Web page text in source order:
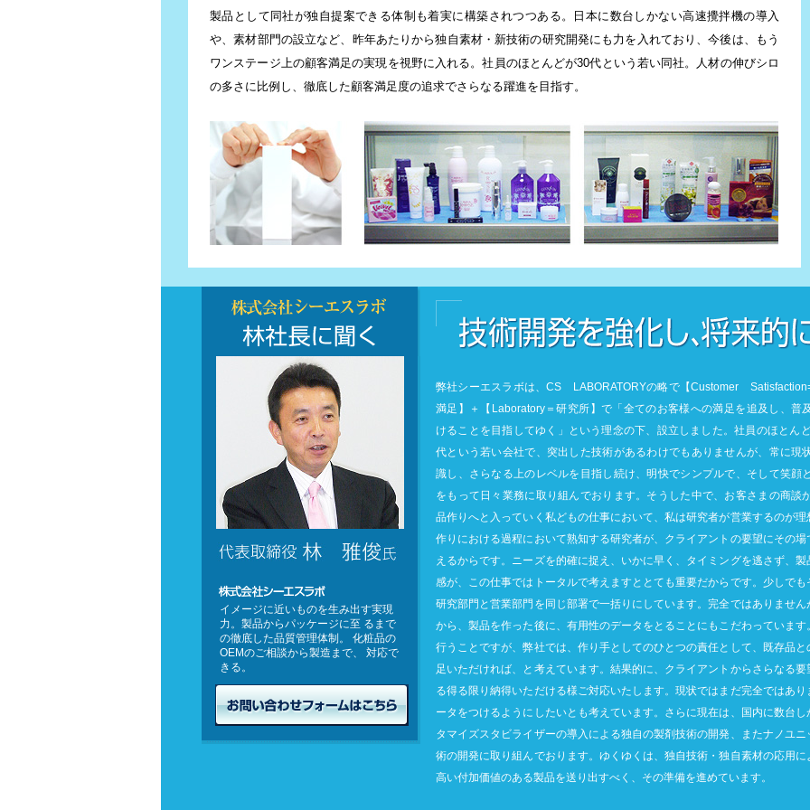
製品として同社が独自提案できる体制も着実に構築されつつある。日本に数台しかない高速攪拌機の導入
や、素材部門の設立など、昨年あたりから独自素材・新技術の研究開発にも力を入れており、今後は、もう
ワンステージ上の顧客満足の実現を視野に入れる。社員のほとんどが30代という若い同社。人材の伸びシロ
の多さに比例し、徹底した顧客満足度の追求でさらなる躍進を目指す。
弊社シーエスラボは、CS LABORATORYの略で【Customer
満足】＋【Laboratory＝研究所】で「全てのお客様への満足を追及し、普
けることを目指してゆく」という理念の下、設立しました。社員のほとん
代という若い会社で、突出した技術があるわけでもありませんが、常に現
識し、さらなる上のレベルを目指し続け、明快でシンプルで、そして笑顔
をもって日々業務に取り組んでおります。そうした中で、お客さまの商談
品作りへと入っていく私どもの仕事において、私は研究者が営業するのが
作りにおける過程において熟知する研究者が、クライアントの要望にその
えるからです。ニーズを的確に捉え、いかに早く、タイミングを逃さず、
感が、この仕事ではトータルで考えますととても重要だからです。少しで
研究部門と営業部門を同じ部署で一括りにしています。完全ではありませ
から、製品を作った後に、有用性のデータをとることにもこだわっていま
行うことですが、弊社では、作り手としてのひとつの責任として、既存品
足いただければ、と考えています。結果的に、クライアントからさらなる
る得る限り納得いただける様ご対応いたします。現状ではまだ完全ではあ
ータをつけるようにしたいとも考えています。さらに現在は、国内に数台
タマイズスタビライザーの導入による独自の製剤技術の開発、またナノユ
術の開発に取り組んでおります。ゆくゆくは、独自技術・独自素材の応用
高い付加価値のある製品を送り出すべく、その準備を進めています。
株式会社シーエスラボ 林雅俊社長に聞く
株式会社シーエスラボ
イメージに近いものを生み出す実現
力。製品からパッケージに至 るまで
の徹底した品質管理体制。 化粧品の
OEMのご相談から製造まで、 対応で
きる。